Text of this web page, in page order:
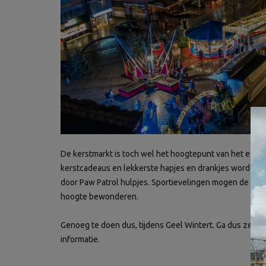
De kerstmarkt is toch wel het hoogtepunt van het
kerstcadeaus en lekkerste hapjes en drankjes
door Paw Patrol hulpjes. Sportievelingen mogen de
hoogte bewonderen.
Genoeg te doen dus, tijdens Geel Wintert. Ga dus
informatie.